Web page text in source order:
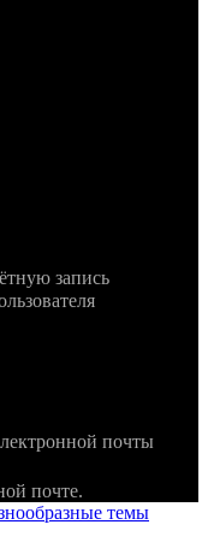
запись
почты
почте.
темы